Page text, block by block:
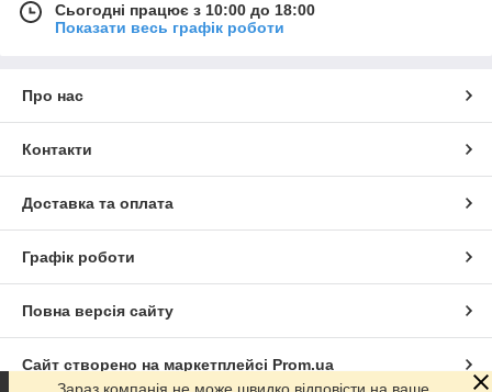
Сьогодні працює з 10:00 до 18:00
Показати весь графік роботи
Про нас
Контакти
Доставка та оплата
Графік роботи
Повна версія сайту
Сайт створено на маркетплейсі Prom.ua